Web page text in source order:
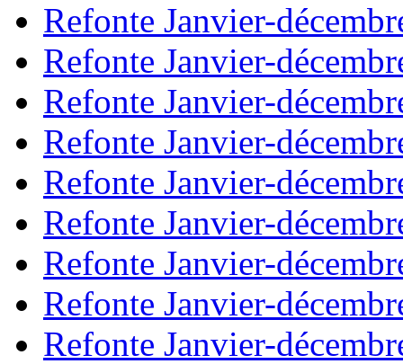
Refonte Janvier-
Refonte Janvier-
Refonte Janvier-
Refonte Janvier-
Refonte Janvier-
Refonte Janvier-
Refonte Janvier-
Refonte Janvier-
Refonte Janvier-